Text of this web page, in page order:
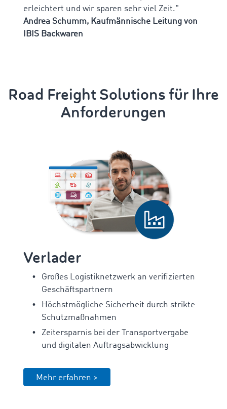
erleichtert und wir sparen sehr viel Zeit."
Andrea Schumm, Kaufmännische Leitung von
IBIS Backwaren
Road Freight Solutions für Ihre
Anforderungen
Verlader
Großes Logistiknetzwerk an verifizierten
Geschäftspartnern
Höchstmögliche Sicherheit durch strikte
Schutzmaßnahmen
Zeitersparnis bei der Transportvergabe
und digitalen Auftragsabwicklung
Mehr erfahren >